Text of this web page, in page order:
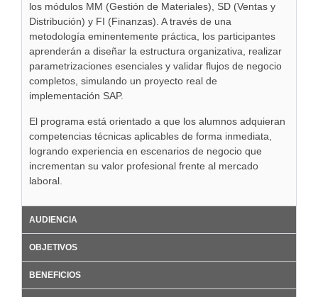
los módulos MM (Gestión de Materiales), SD (Ventas y
Distribución) y FI (Finanzas). A través de una
metodología eminentemente práctica, los participantes
aprenderán a diseñar la estructura organizativa, realizar
parametrizaciones esenciales y validar flujos de negocio
completos, simulando un proyecto real de
implementación SAP.
El programa está orientado a que los alumnos adquieran
competencias técnicas aplicables de forma inmediata,
logrando experiencia en escenarios de negocio que
incrementan su valor profesional frente al mercado
laboral.
AUDIENCIA
OBJETIVOS
BENEFICIOS